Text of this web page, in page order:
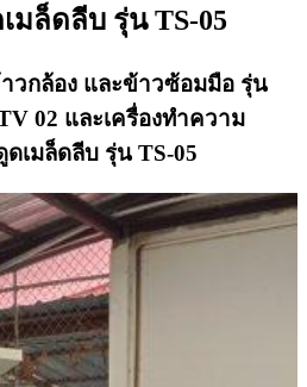
มล็ดลีบ รุ่น TS-05
วกล้อง และข้าวซ้อมมือ รุ่น
02 และเครื่องทำความ
เมล็ดลีบ รุ่น TS-05